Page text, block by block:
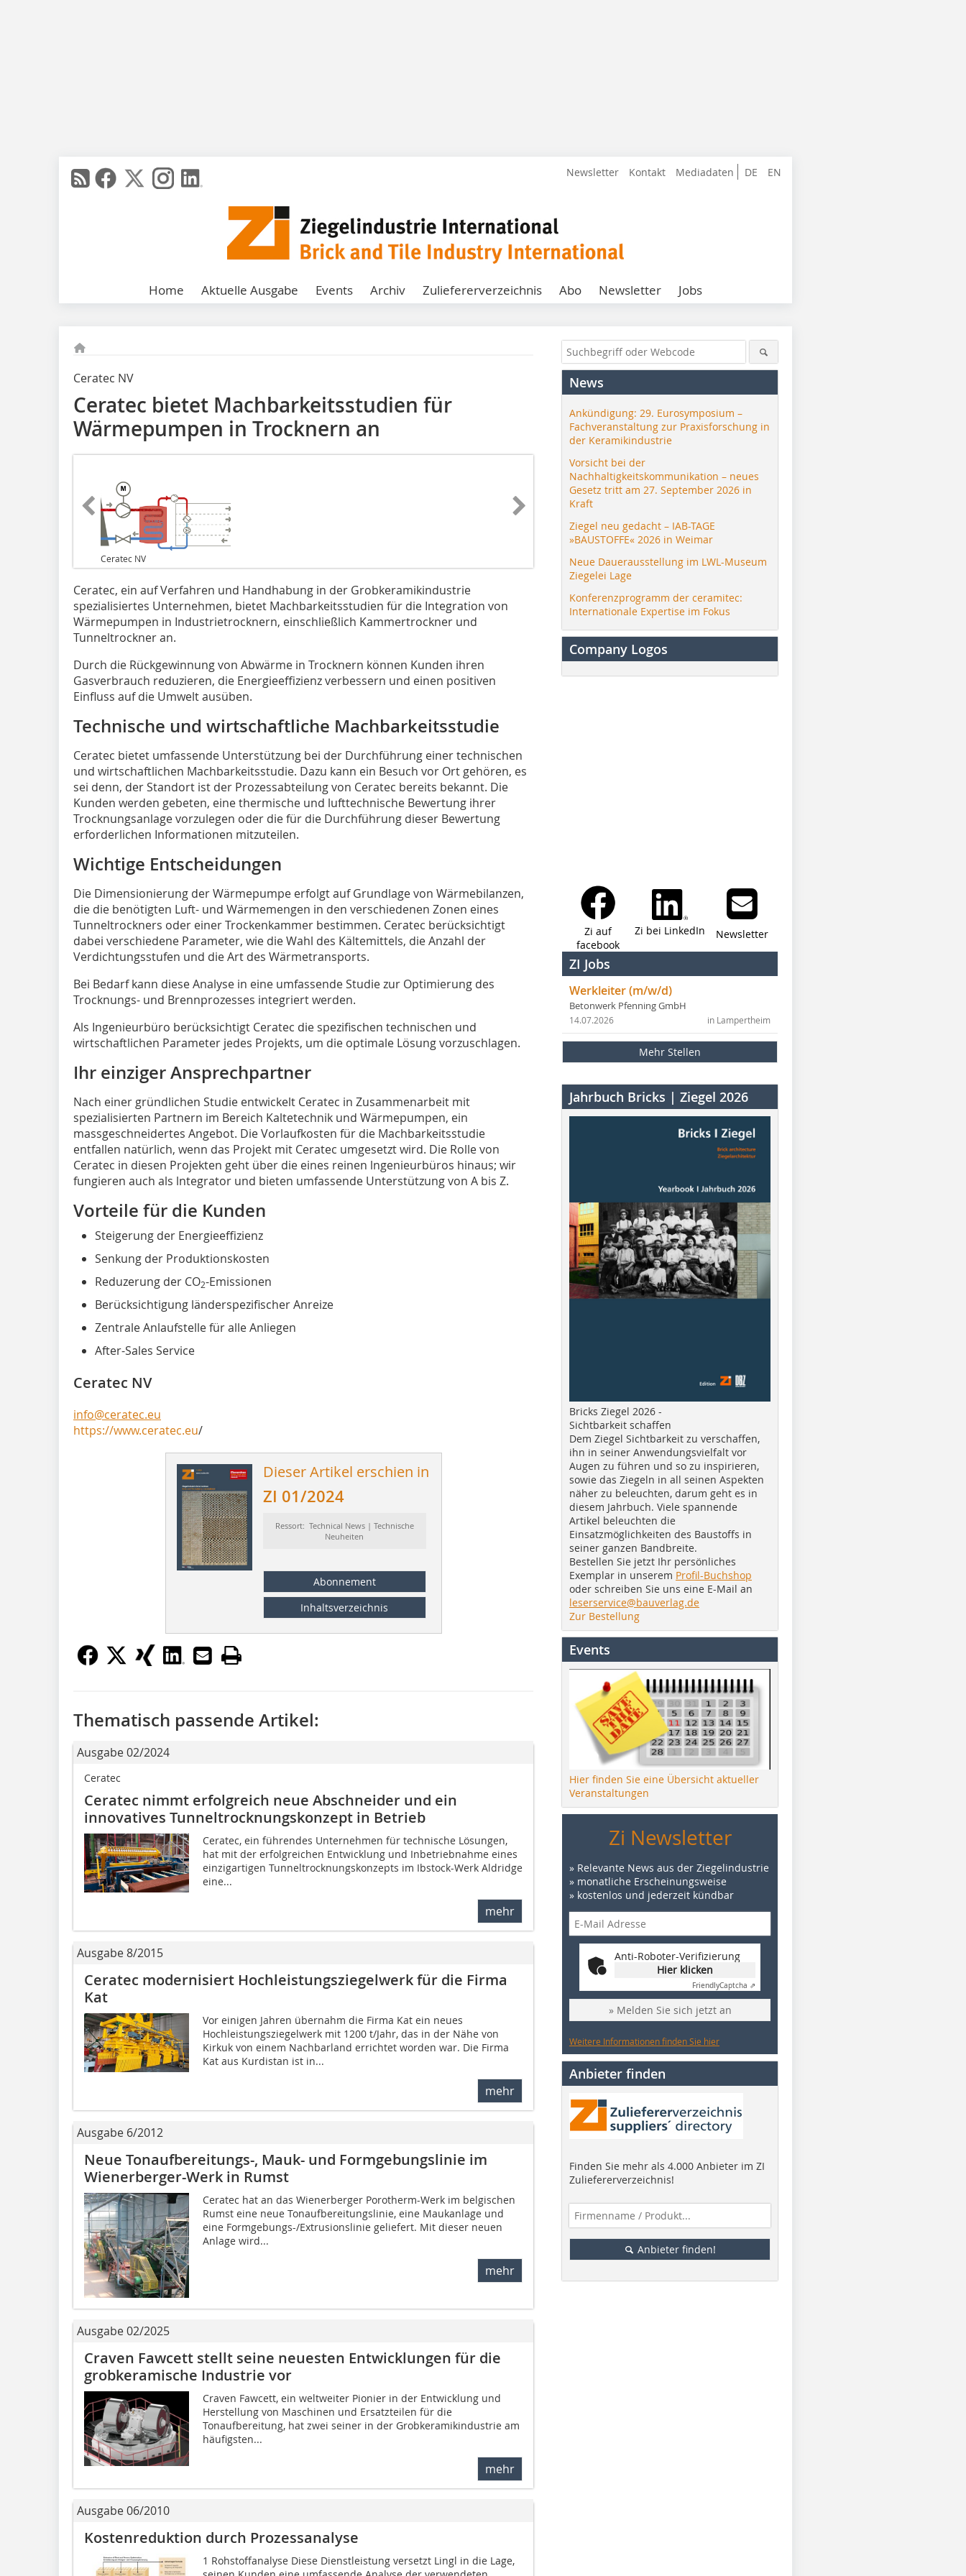
DE EN
Newsletter Kontakt Mediadaten
Home Aktuelle Ausgabe Events Archiv Zuliefererverzeichnis Abo Newsletter Jobs
Ceratec NV
Ceratec bietet Machbarkeitsstudien für
Wärmepumpen in Trocknern an
Ceratec NV
Ceratec, ein auf Verfahren und Handhabung in der Grobkeramikindustrie
spezialisiertes Unternehmen, bietet Machbarkeitsstudien für die Integration von
Wärmepumpen in Industrietrocknern, einschließlich Kammertrockner und
Tunneltrockner an.
Durch die Rückgewinnung von Abwärme in Trocknern können Kunden ihren
Gasverbrauch reduzieren, die Energieeffizienz verbessern und einen positiven
Einfluss auf die Umwelt ausüben.
Technische und wirtschaftliche Machbarkeitsstudie
Ceratec bietet umfassende Unterstützung bei der Durchführung einer technischen
und wirtschaftlichen Machbarkeitsstudie. Dazu kann ein Besuch vor Ort gehören, es
sei denn, der Standort ist der Prozessabteilung von Ceratec bereits bekannt. Die
Kunden werden gebeten, eine thermische und lufttechnische Bewertung ihrer
Trocknungsanlage vorzulegen oder die für die Durchführung dieser Bewertung
erforderlichen Informationen mitzuteilen.
Wichtige Entscheidungen
Die Dimensionierung der Wärmepumpe erfolgt auf Grundlage von Wärmebilanzen,
die die benötigten Luft- und Wärmemengen in den verschiedenen Zonen eines
Tunneltrockners oder einer Trockenkammer bestimmen. Ceratec berücksichtigt
dabei verschiedene Parameter, wie die Wahl des Kältemittels, die Anzahl der
Verdichtungsstufen und die Art des Wärmetransports.
Bei Bedarf kann diese Analyse in eine umfassende Studie zur Optimierung des
Trocknungs- und Brennprozesses integriert werden.
Als Ingenieurbüro berücksichtigt Ceratec die spezifischen technischen und
wirtschaftlichen Parameter jedes Projekts, um die optimale Lösung vorzuschlagen.
Ihr einziger Ansprechpartner
Nach einer gründlichen Studie entwickelt Ceratec in Zusammenarbeit mit
spezialisierten Partnern im Bereich Kaltetechnik und Wärmepumpen, ein
massgeschneidertes Angebot. Die Vorlaufkosten für die Machbarkeitsstudie
entfallen natürlich, wenn das Projekt mit Ceratec umgesetzt wird. Die Rolle von
Ceratec in diesen Projekten geht über die eines reinen lngenieurbüros hinaus; wir
fungieren auch als lntegrator und bieten umfassende Unterstützung von A bis Z.
Vorteile für die Kunden
Steigerung der Energieeffizienz
Senkung der Produktionskosten
Reduzerung der CO2-Emissionen
Berücksichtigung länderspezifischer Anreize
Zentrale Anlaufstelle für alle Anliegen
After-Sales Service
Ceratec NV
info@ceratec.eu
https://www.ceratec.eu/
Dieser Artikel erschien in
ZI 01/2024
Ressort: Technical News | Technische
Neuheiten
Abonnement
Inhaltsverzeichnis
Thematisch passende Artikel:
Ausgabe 02/2024
Ceratec
Ceratec nimmt erfolgreich neue Abschneider und ein
innovatives Tunneltrocknungskonzept in Betrieb
Ceratec, ein führendes Unternehmen für technische Lösungen,
hat mit der erfolgreichen Entwicklung und Inbetriebnahme eines
einzigartigen Tunneltrocknungskonzepts im Ibstock-Werk Aldridge
eine...
mehr
Ausgabe 8/2015
Ceratec modernisiert Hochleistungsziegelwerk für die Firma
Kat
Vor einigen Jahren übernahm die Firma Kat ein neues
Hochleistungsziegelwerk mit 1200 t/Jahr, das in der Nähe von
Kirkuk von einem Nachbarland errichtet worden war. Die Firma
Kat aus Kurdistan ist in...
mehr
Ausgabe 6/2012
Neue Tonaufbereitungs-, Mauk- und Formgebungslinie im
Wienerberger-Werk in Rumst
Ceratec hat an das ­Wienerberger Porotherm-Werk im belgischen
Rumst eine neue Tonaufbereitungslinie, eine Mauk­anlage und
eine Formgebungs-/Extrusionslinie geliefert. Mit dieser neuen
Anlage wird...
mehr
Ausgabe 02/2025
Craven Fawcett stellt seine neuesten Entwicklungen für die
grobkeramische Industrie vor
Craven Fawcett, ein weltweiter Pionier in der Entwicklung und
Herstellung von Maschinen und Ersatzteilen für die
Tonaufbereitung, hat zwei seiner in der Grobkeramikindustrie am
häufigsten...
mehr
Ausgabe 06/2010
Kostenreduktion durch Prozessanalyse
1 Rohstoffanalyse Diese Dienstleistung versetzt Lingl in die Lage,
News
Ankündigung: 29. Eurosymposium –
Fachveranstaltung zur Praxisforschung in
der Keramikindustrie
Vorsicht bei der
Nachhaltigkeitskommunikation – neues
Gesetz tritt am 27. September 2026 in
Kraft
Ziegel neu gedacht – IAB-TAGE
»BAUSTOFFE« 2026 in Weimar
Neue Dauerausstellung im LWL-Museum
Ziegelei Lage
Konferenzprogramm der ceramitec:
Internationale Expertise im Fokus
Company Logos
Zi auf
facebook
Zi bei LinkedIn Newsletter
ZI Jobs
Werkleiter (m/w/d)
Betonwerk Pfenning GmbH
in Lampertheim
14.07.2026
Mehr Stellen
Jahrbuch Bricks | Ziegel 2026
Bricks Ziegel 2026 -
Sichtbarkeit schaffen
Dem Ziegel Sichtbarkeit zu verschaffen,
ihn in seiner Anwendungsvielfalt vor
Augen zu führen und so zu inspirieren,
sowie das Ziegeln in all seinen Aspekten
näher zu beleuchten, darum geht es in
diesem Jahrbuch. Viele spannende
Artikel beleuchten die
Einsatzmöglichkeiten des Baustoffs in
seiner ganzen Bandbreite.
Bestellen Sie jetzt Ihr persönliches
Exemplar in unserem Profil-Buchshop
oder schreiben Sie uns eine E-Mail an
leserservice@bauverlag.de
Zur Bestellung
Events
Hier finden Sie eine Übersicht aktueller
Veranstaltungen
Zi Newsletter
» Relevante News aus der Ziegelindustrie
» monatliche Erscheinungsweise
» kostenlos und jederzeit kündbar
Anti-Roboter-Verifizierung
Hier klicken
FriendlyCaptcha ⇗
» Melden Sie sich jetzt an
Weitere Informationen finden Sie hier
Anbieter finden
Finden Sie mehr als 4.000 Anbieter im ZI
Zuliefererverzeichnis!
Anbieter finden!